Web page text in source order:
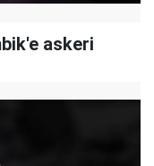
askeri